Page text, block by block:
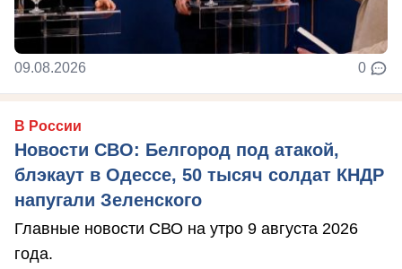
09.08.2026 0
В России
Новости СВО: Белгород под атакой,
блэкаут в Одессе, 50 тысяч солдат КНДР
напугали Зеленского
Главные новости СВО на утро 9 августа 2026
года.